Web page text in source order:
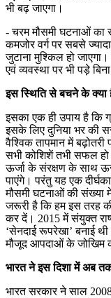
भी बढ़ जाएगा।
- चरम मौसमी घटनाओं
कमजोर वर्ग पर सबसे
जुटाना मुश्किल हो
एवं व्यवस्था पर भी पड़े
इस स्थिति से बचने के क्या
इसका एक ही उपाय है कि
इसके लिए दुनिया भर की
वैश्विक तापमान में
सभी कोशिशें तभी सफल हो
ऊर्जा के संरक्षण के साथ
पाएंगे। परंतु यह एक
मौसमी घटनाओं की संख्या
जरूरी है कि हम इस तरह
कर दें। 2015 में संयुक्त
‘सेनदाई रूपरेखा’ बनाई
मौजूद आपदाओं के जोखिम
भारत ने इस दिशा में अब
भारत सरकार ने साल 2008